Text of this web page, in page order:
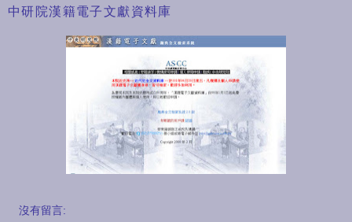
中研院漢籍電子文獻資料庫
沒有留言: